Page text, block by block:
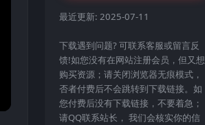
最近更新: 2025-07-11
下载遇到问题? 可联系客服或留言反
馈!如您没有在网站注册会员，但又想
购买资源；请关闭浏览器无痕模式，
否者付费后不会跳转到下载链接。如
您付费后没有下载链接，不要着急；
请QQ联系站长， 我们会核实你的信